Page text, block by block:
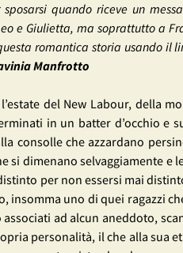
quando riceve un
e Giulietta, ma soprattutto a
romantica storia usando il
Manfrotto
l’estate del New Labour, della
in un batter d’occhio e
consolle che azzardano
si dimenano selvaggiamente e
per non essersi mai
insomma uno di quei ragazzi
ad alcun aneddoto,
personalità, il che alla sua